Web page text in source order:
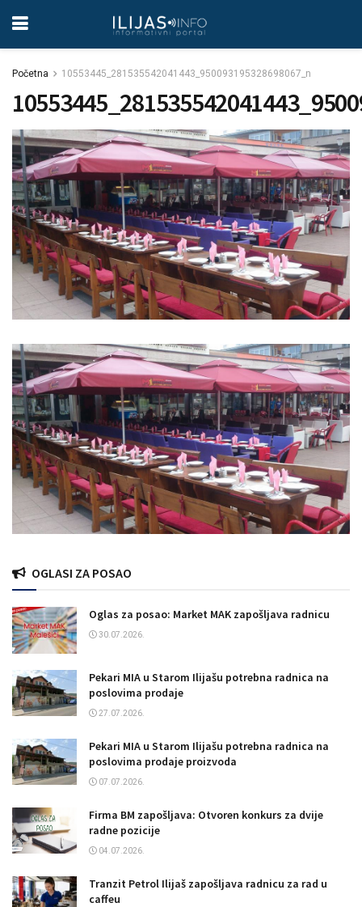
Početna 10553445_281535542041443_950093195328698067_n
OGLASI ZA POSAO
Oglas za posao: Market MAK zapošljava radnicu
30.07.2026.
Pekari MIA u Starom Ilijašu potrebna radnica na
poslovima prodaje
27.07.2026.
Pekari MIA u Starom Ilijašu potrebna radnica na
poslovima prodaje proizvoda
07.07.2026.
Firma BM zapošljava: Otvoren konkurs za dvije
radne pozicije
04.07.2026.
Tranzit Petrol Ilijaš zapošljava radnicu za rad u
caffeu